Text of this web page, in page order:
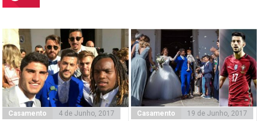
Casamento 4 de Junho, 2017 Casamento 19 de Junho, 2017